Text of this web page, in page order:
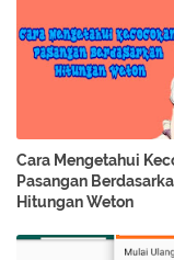
Cara Mengetahui
Pasangan
Hitungan Weton